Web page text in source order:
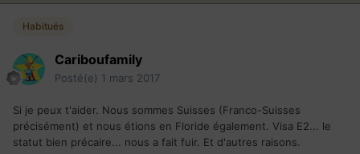
Habitués
Cariboufamily
Posté(e) 1 mars 2017
Si je peux t'aider. Nous sommes Suisses (Franco-Suisses
précisément) et nous étions en Floride également. Visa E2... le
statut bien précaire... nous a fait fuir. Et d'autres raisons.